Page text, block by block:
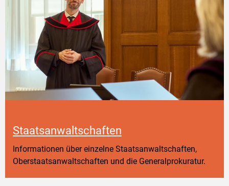
Staatsanwaltschaften
Informationen über einzelne Staatsanwaltschaften,
Oberstaatsanwaltschaften und die Generalprokuratur.